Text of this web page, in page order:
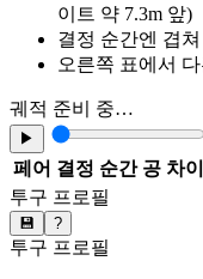
이트 약 7.3m 앞)
결정 순간엔 겹
오른쪽 표에서
궤적 준비 중…
▶
페어 결정 순간 공 차이
투구 프로필
💾 ?
투구 프로필